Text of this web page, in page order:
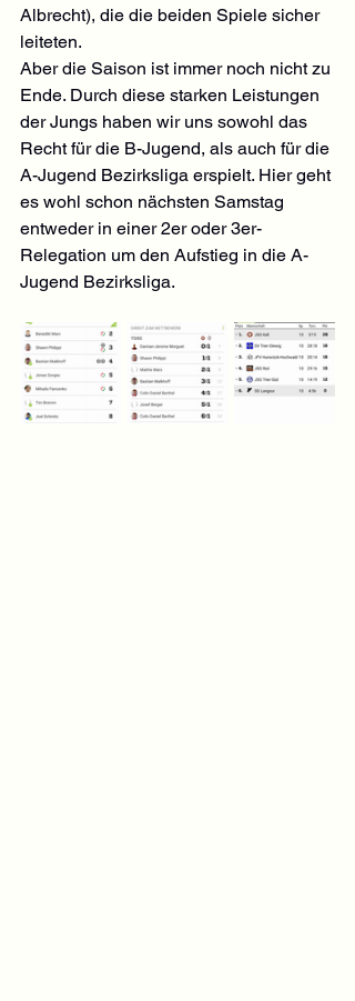
Albrecht), die die beiden Spiele sicher
leiteten.
Aber die Saison ist immer noch nicht zu
Ende. Durch diese starken Leistungen
der Jungs haben wir uns sowohl das
Recht für die B-Jugend, als auch für die
A-Jugend Bezirksliga erspielt. Hier geht
es wohl schon nächsten Samstag
entweder in einer 2er oder 3er-
Relegation um den Aufstieg in die A-
Jugend Bezirksliga.